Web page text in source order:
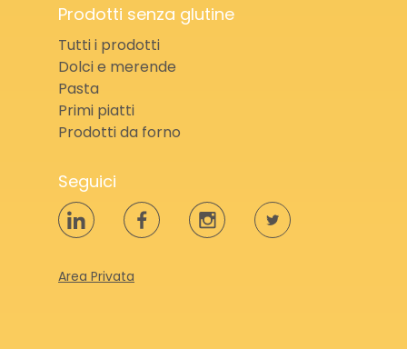
Prodotti senza glutine
Tutti i prodotti
Dolci e merende
Pasta
Primi piatti
Prodotti da forno
Seguici
Area Privata